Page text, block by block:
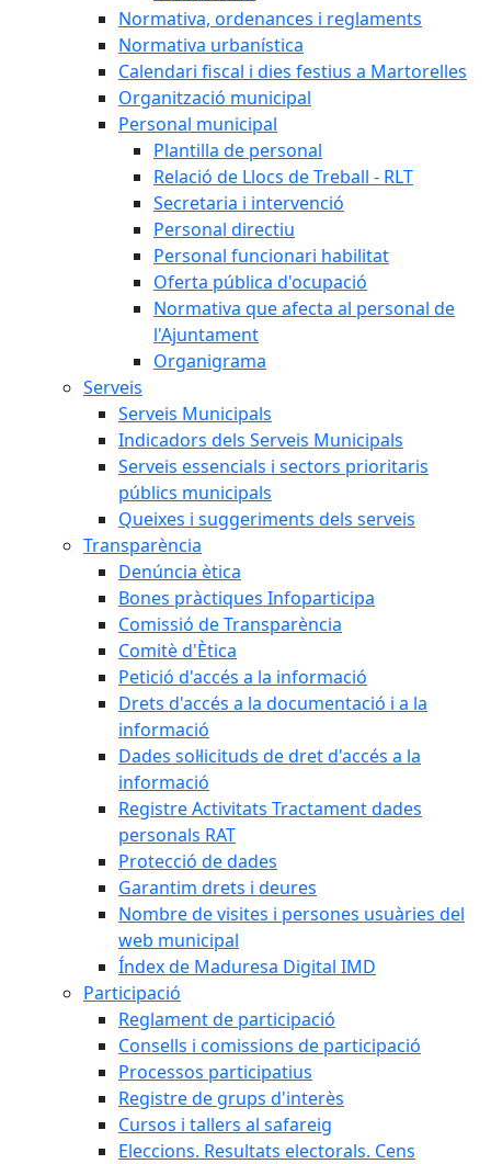
Normativa, ordenances i reglaments
Normativa urbanística
Calendari fiscal i dies festius a Martorelles
Organització municipal
Personal municipal
Plantilla de personal
Relació de Llocs de Treball - RLT
Secretaria i intervenció
Personal directiu
Personal funcionari habilitat
Oferta pública d'ocupació
Normativa que afecta al personal de
l'Ajuntament
Organigrama
Serveis
Serveis Municipals
Indicadors dels Serveis Municipals
Serveis essencials i sectors prioritaris
públics municipals
Queixes i suggeriments dels serveis
Transparència
Denúncia ètica
Bones pràctiques Infoparticipa
Comissió de Transparència
Comitè d'Ètica
Petició d'accés a la informació
Drets d'accés a la documentació i a la
informació
Dades sol·licituds de dret d'accés a la
informació
Registre Activitats Tractament dades
personals RAT
Protecció de dades
Garantim drets i deures
Nombre de visites i persones usuàries del
web municipal
Índex de Maduresa Digital IMD
Participació
Reglament de participació
Consells i comissions de participació
Processos participatius
Registre de grups d'interès
Cursos i tallers al safareig
Eleccions. Resultats electorals. Cens